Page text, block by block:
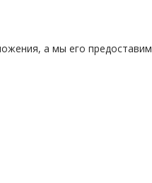
а мы его предоставим